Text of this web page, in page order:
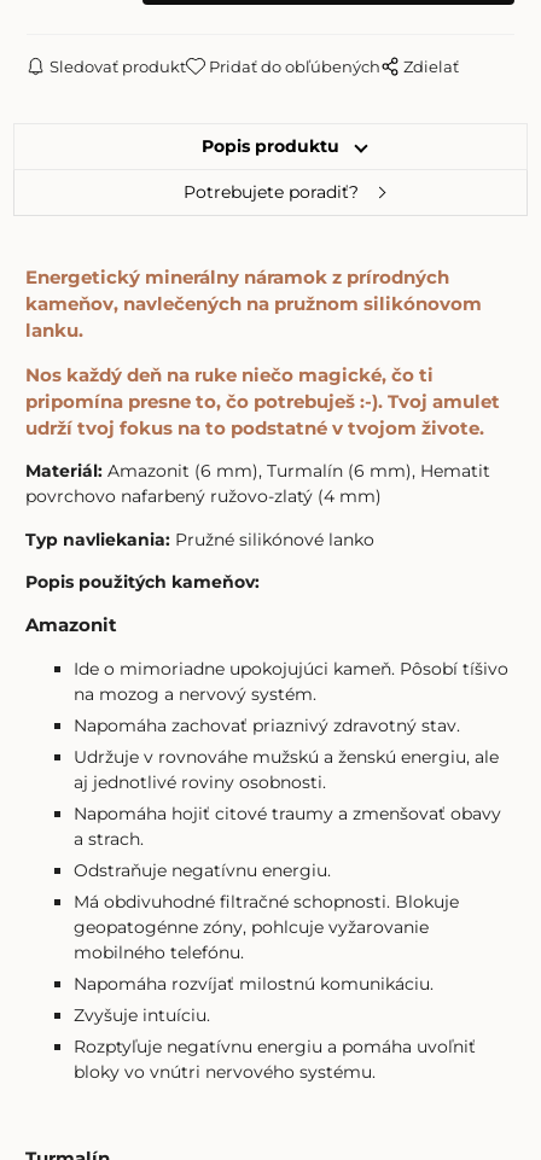
Sledovať produkt Pridať do obľúbených Zdielať
Popis produktu
Potrebujete poradiť?
Energetický minerálny náramok z prírodných
kameňov, navlečených na pružnom silikónovom
lanku.
Nos každý deň na ruke niečo magické, čo ti
pripomína presne to, čo potrebuješ :-). Tvoj amulet
udrží tvoj fokus na to podstatné v tvojom živote.
Materiál: Amazonit (6 mm), Turmalín (6 mm), Hematit
povrchovo nafarbený ružovo-zlatý (4 mm)
Typ navliekania: Pružné silikónové lanko
Popis použitých kameňov:
Amazonit
Ide o mimoriadne upokojujúci kameň. Pôsobí tíšivo
na mozog a nervový systém.
Napomáha zachovať priaznivý zdravotný stav.
Udržuje v rovnováhe mužskú a ženskú energiu, ale
aj jednotlivé roviny osobnosti.
Napomáha hojiť citové traumy a zmenšovať obavy
a strach.
Odstraňuje negatívnu energiu.
Má obdivuhodné filtračné schopnosti. Blokuje
geopatogénne zóny, pohlcuje vyžarovanie
mobilného telefónu.
Napomáha rozvíjať milostnú komunikáciu.
Zvyšuje intuíciu.
Rozptyľuje negatívnu energiu a pomáha uvoľniť
bloky vo vnútri nervového systému.